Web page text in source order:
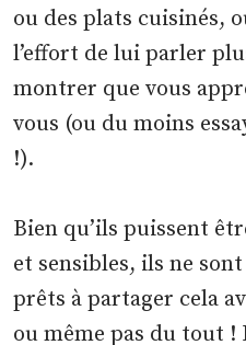
ou des plats cuisinés,
l’effort de lui parler
montrer que vous
vous (ou du moins
!).
Bien qu’ils puissent
et sensibles, ils ne
prêts à partager cela
ou même pas du tout !